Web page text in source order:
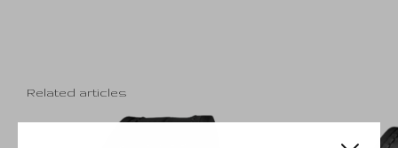
Related articles